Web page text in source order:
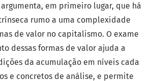
em primeiro lugar, que há
rumo a uma complexidade
de valor no capitalismo. O exame
dessas formas de valor ajuda a
da acumulação em níveis cada
e concretos de análise, e permite